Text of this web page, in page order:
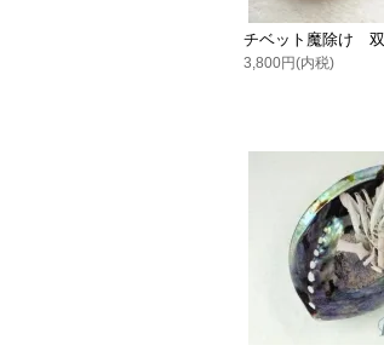
チベット魔除け
3,800円(内税)